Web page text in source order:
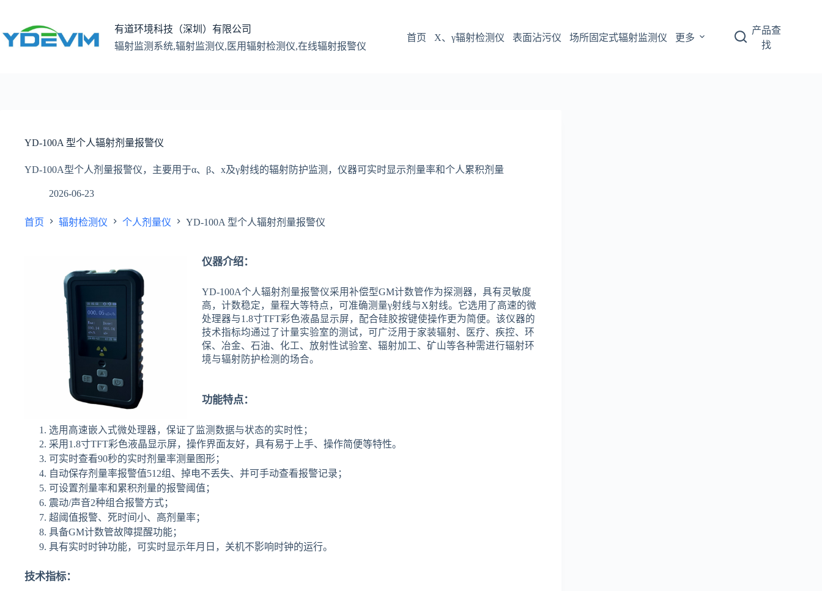
内
有道环境科技（深圳）有限公司
辐射监测系统,辐射监测仪,医用辐射检测仪,在线辐射报警仪
首页 X、γ辐射检测仪 表面沾污仪 场所固定式辐射监测仪 更多
产品查
找
YD-100A 型个人辐射剂量报警仪
YD-100A型个人剂量报警仪，主要用于α、β、x及γ射线的辐射防护监测，仪器可实时显示剂量率和个人累积剂量
2026-06-23
首页 辐射检测仪 个人剂量仪 YD-100A 型个人辐射剂量报警仪
仪器介绍：
YD-100A个人辐射剂量报警仪采用补偿型GM计数管作为探测器，具有灵敏度
高，计数稳定，量程大等特点，可准确测量γ射线与X射线。它选用了高速的微
处理器与1.8寸TFT彩色液晶显示屏，配合硅胶按键使操作更为简便。该仪器的
技术指标均通过了计量实验室的测试，可广泛用于家装辐射、医疗、疾控、环
保、冶金、石油、化工、放射性试验室、辐射加工、矿山等各种需进行辐射环
境与辐射防护检测的场合。
功能特点：
选用高速嵌入式微处理器，保证了监测数据与状态的实时性；
采用1.8寸TFT彩色液晶显示屏，操作界面友好，具有易于上手、操作简便等特性。
可实时查看90秒的实时剂量率测量图形；
自动保存剂量率报警值512组、掉电不丢失、并可手动查看报警记录；
可设置剂量率和累积剂量的报警阈值；
震动/声音2种组合报警方式；
超阈值报警、死时间小、高剂量率；
具备GM计数管故障提醒功能；
具有实时时钟功能，可实时显示年月日，关机不影响时钟的运行。
技术指标：